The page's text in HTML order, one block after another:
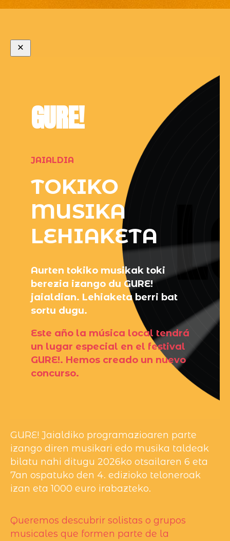
GURE!
JAIALDIA
TOKIKO
MUSIKA
LEHIAKETA
Aurten tokiko musikak toki
berezia izango du GURE!
jaialdian. Lehiaketa berri bat
sortu dugu.
Este año la música local tendrá
un lugar especial en el festival
GURE!. Hemos creado un nuevo
concurso.
GURE! Jaialdiko programazioaren parte
izango diren musikari edo musika taldeak
bilatu nahi ditugu 2026ko otsailaren 6 eta
7an ospatuko den 4. edizioko teloneroak
izan eta 1000 euro irabazteko.
Queremos descubrir solistas o grupos
musicales que formen parte de la